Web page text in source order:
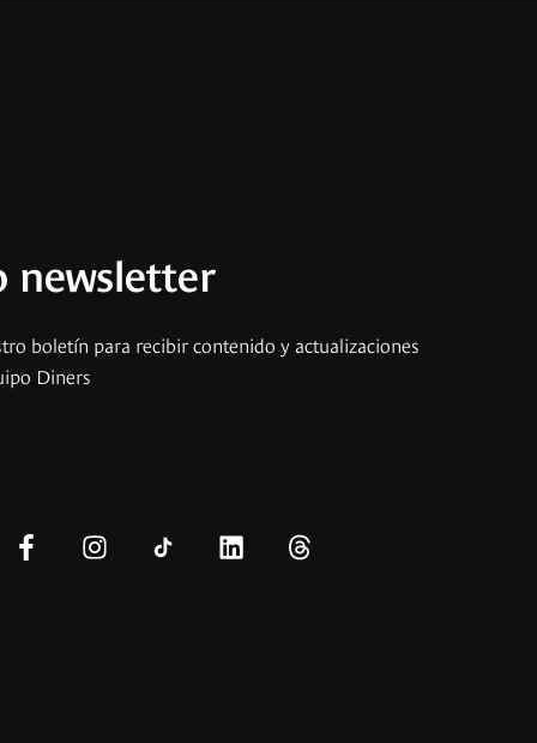
newsletter
boletín para recibir contenido y actualizaciones
Diners